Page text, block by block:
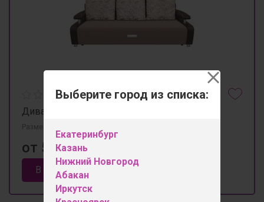
Выберите город из списка:
Екатеринбург
Казань
Нижний Новгород
Абакан
Иркутск
Диван "Партнер"
Размеры 2400мм×1100мм×900мм
от 53 200 ₽
В корзину